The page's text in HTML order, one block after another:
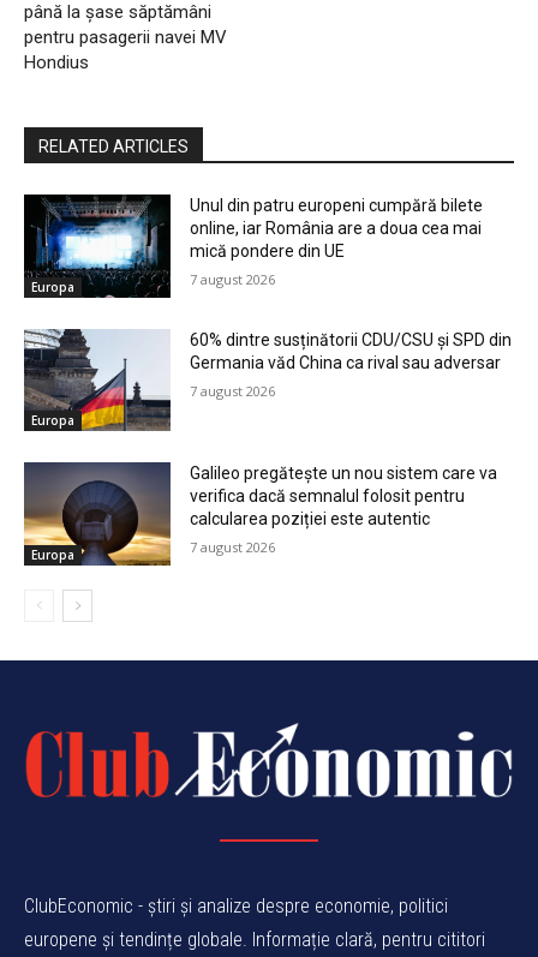
până la șase săptămâni
pentru pasagerii navei MV
Hondius
RELATED ARTICLES
Europa
Unul din patru europeni cumpără bilete
online, iar România are a doua cea mai
mică pondere din UE
7 august 2026
Europa
60% dintre susținătorii CDU/CSU și SPD din
Germania văd China ca rival sau adversar
7 august 2026
Europa
Galileo pregătește un nou sistem care va
verifica dacă semnalul folosit pentru
calcularea poziției este autentic
7 august 2026
ClubEconomic - știri și analize despre economie, politici
europene și tendințe globale. Informație clară, pentru cititori